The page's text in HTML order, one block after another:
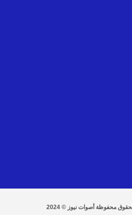
محفوظة أصوات نيوز © 2024